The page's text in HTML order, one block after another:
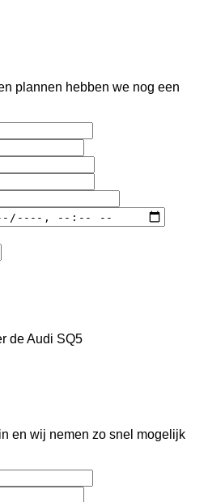
plannen hebben we nog een
deAudi SQ5
en wij nemen zo snel mogelijk